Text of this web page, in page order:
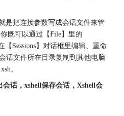
是把连接参数写成会话文件来管
既可以通过【File】里的
【Sessions】对话框里编辑、重命
话文件所在目录复制到其他电脑
。
会话， xshell保存会话， Xshell会